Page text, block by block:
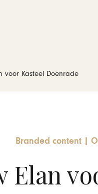
voor Kasteel Doenrade
Branded content |
Elan